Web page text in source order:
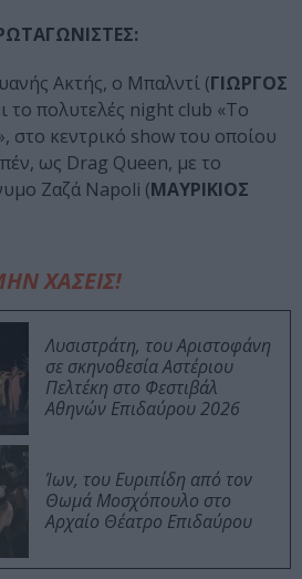
Ακτής, ο Μπαλντί (ΓΙΩΡΓΟΣ
το πολυτελές night club «Το
στο κεντρικό show του οποίου
ως Drag Queen, με το
Ζαζά Napoli (ΜΑΥΡΙΚΙΟΣ
ΧΑΣΕΙΣ!
Λυσιστράτη, του Αριστοφάνη
σε σκηνοθεσία Αστέριου
Πελτέκη στο Φεστιβάλ
Αθηνών Επιδαύρου 2026
Ίων, του Ευριπίδη από τον
Θωμά Μοσχόπουλο στο
Αρχαίο Θέατρο Επιδαύρου